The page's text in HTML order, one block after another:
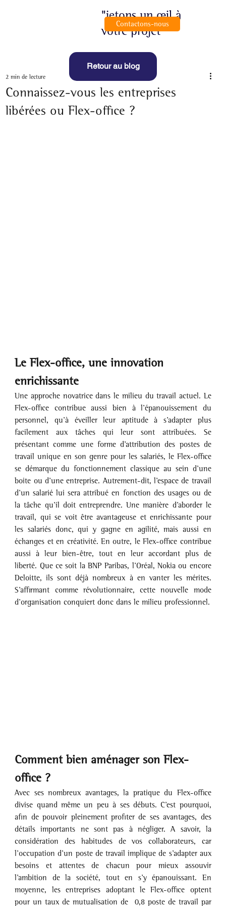
"jetons un œil à
votre projet"
Contactons-nous
Connaissez-vous les entreprises
libérées ou Flex-office ?
2 min de lecture
Le Flex-office, une innovation
enrichissante
Une approche novatrice dans le milieu du travail actuel. Le
Flex-office contribue aussi bien à l’épanouissement du
personnel, qu’à éveiller leur aptitude à s’adapter plus
facilement aux tâches qui leur sont attribuées. Se
présentant comme une forme d’attribution des postes de
travail unique en son genre pour les salariés, le Flex-office
se démarque du fonctionnement classique au sein d’une
boite ou d’une entreprise. Autrement-dit, l’espace de travail
d’un salarié lui sera attribué en fonction des usages ou de
la tâche qu’il doit entreprendre. Une manière d’aborder le
travail, qui se voit être avantageuse et enrichissante pour
les salariés donc, qui y gagne en agilité, mais aussi en
échanges et en créativité. En outre, le Flex-office contribue
aussi à leur bien-être, tout en leur accordant plus de
liberté. Que ce soit la BNP Paribas, l’Oréal, Nokia ou encore
Deloitte, ils sont déjà nombreux à en vanter les mérites.
S’affirmant comme révolutionnaire, cette nouvelle mode
Comment bien aménager son Flex-
office ?
Avec ses nombreux avantages, la pratique du Flex-office
divise quand même un peu à ses débuts. C’est pourquoi,
afin de pouvoir pleinement profiter de ses avantages, des
détails importants ne sont pas à négliger. A savoir, la
considération des habitudes de vos collaborateurs, car
l’occupation d’un poste de travail implique de s’adapter aux
besoins et attentes de chacun pour mieux assouvir
l’ambition de la société, tout en s’y épanouissant. En
moyenne, les entreprises adoptant le Flex-office optent
pour un taux de mutualisation de  0,8 poste de travail par
Retour au blog